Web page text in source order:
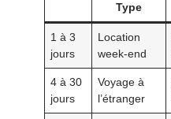
Type
1 à 3
jours
Location
week-end
4 à 30
jours
Voyage à
l’étranger